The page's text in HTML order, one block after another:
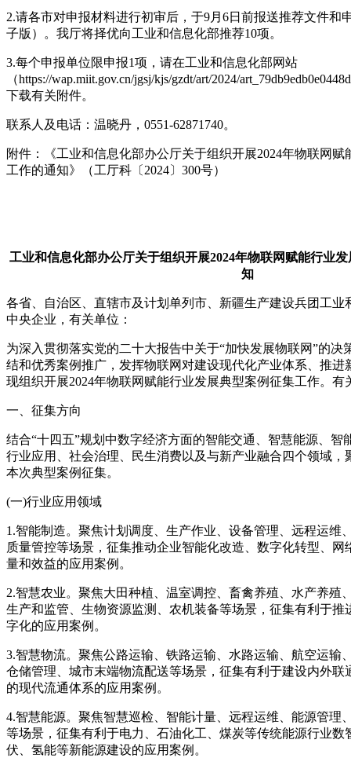
2.请各市对申报材料进行初审后，于9月6日前报送推荐文件和
子版）。我厅将择优向工业和信息化部推荐10项。
3.每个申报单位限申报1项，请在工业和信息化部网站
（https://wap.miit.gov.cn/jgsj/kjs/gzdt/art/2024/
下载有关附件。
联系人及电话：温晓丹，0551-62871740。
附件：《工业和信息化部办公厅关于组织开展2024年物联网
工作的通知》（工厅科〔2024〕300号）
工业和信息化部办公厅关于组织开展2024年物联网赋能行业
知
各省、自治区、直辖市及计划单列市、新疆生产建设兵团工业
中央企业，有关单位：
为深入贯彻落实党的二十大报告中关于“加快发展物联网”的决
结和优秀案例推广，发挥物联网对建设现代化产业体系、推进
现组织开展2024年物联网赋能行业发展典型案例征集工作。有
一、征集方向
结合“十四五”规划中数字经济方面的智能交通、智慧能源、智
行业应用、社会治理、民生消费以及与新产业融合四个领域，
本次典型案例征集。
(一)行业应用领域
1.智能制造。聚焦计划调度、生产作业、设备管理、远程运维
质量管控等场景，征集推动企业智能化改造、数字化转型、网
量和效益的应用案例。
2.智慧农业。聚焦大田种植、温室调控、畜禽养殖、水产养殖
生产和监管、生物资源监测、农机装备等场景，征集有利于推
字化的应用案例。
3.智慧物流。聚焦公路运输、铁路运输、水路运输、航空运输
仓储管理、城市末端物流配送等场景，征集有利于建设内外联
的现代流通体系的应用案例。
4.智慧能源。聚焦智慧巡检、智能计量、远程运维、能源管理
等场景，征集有利于电力、石油化工、煤炭等传统能源行业数
伏、氢能等新能源建设的应用案例。